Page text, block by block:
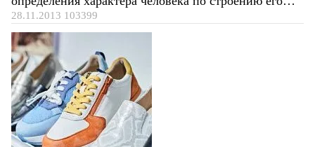
28.11.2013 103399